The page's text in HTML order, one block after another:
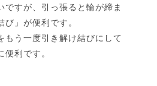
ですが、引っ張ると輪が締ま
び」が便利です。
もう一度引き解け結びにして
便利です。